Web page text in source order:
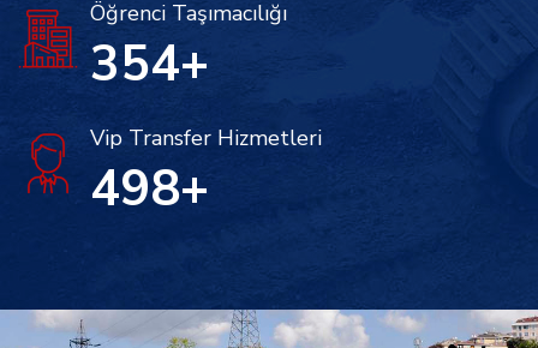
Öğrenci Taşımacılığı
398+
Vip Transfer Hizmetleri
560+